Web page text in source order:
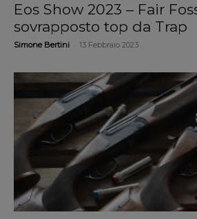
Eos Show 2023 – Fair
sovrapposto top da Trap
Simone Bertini 13 Febbraio 2023